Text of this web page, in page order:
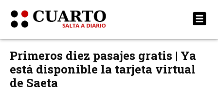
Primeros diez pasajes gratis | Ya
está disponible la tarjeta virtual
de Saeta